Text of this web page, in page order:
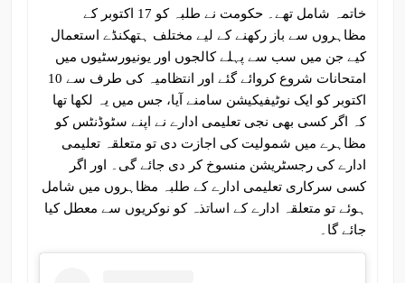
خاتمہ شامل تھے۔ حکومت نے طلبہ کو 17 اکتوبر کے
مظاہروں سے باز رکھنے کے لیے مختلف ہتھکنڈے استعمال
کیے جن میں سب سے پہلے کالجوں اور یونیورسٹیوں میں
امتحانات شروع کروائے گئے اور انتظامیہ کی طرف سے 10
اکتوبر کو ایک نوٹیفیکیشن سامنے آیا، جس میں یہ لکھا تھا
کہ اگر کسی بھی نجی تعلیمی ادارے نے اپنے سٹوڈنٹس کو
مظاہرے میں شمولیت کی اجازت دی تو متعلقہ تعلیمی
ادارے کی رجسٹریشن منسوخ کر دی جائے گی۔ اور اگر
کسی سرکاری تعلیمی ادارے کے طلبہ مظاہروں میں شامل
ہوئے تو متعلقہ ادارے کے اساتذہ کو نوکریوں سے معطل کیا
جائے گا۔